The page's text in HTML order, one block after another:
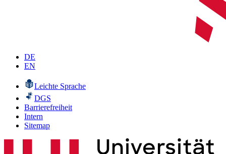
DE
EN
Leichte Sprache
DGS
Barrierefreiheit
Intern
Sitemap